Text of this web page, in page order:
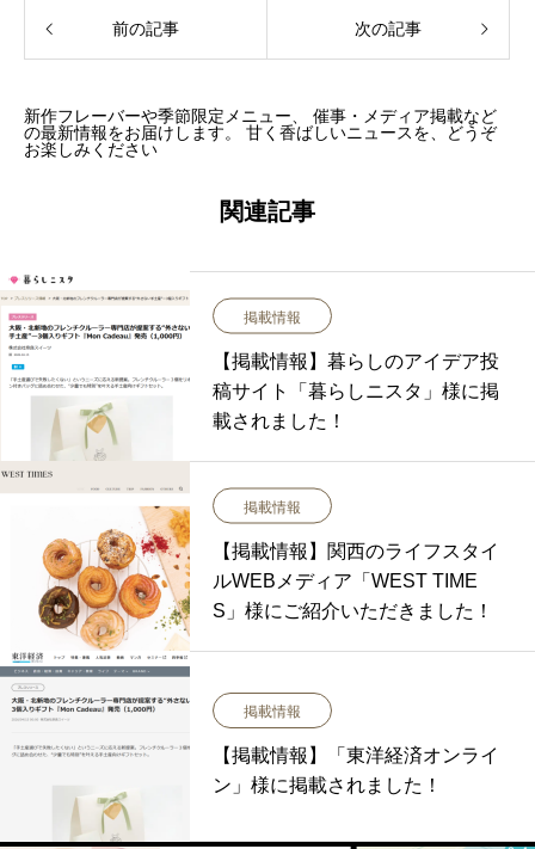
前の記事 次の記事
新作フレーバーや季節限定メニュー、 催事・メディア掲載など
の最新情報をお届けします。 甘く香ばしいニュースを、どうぞ
お楽しみください
関連記事
掲載情報
【掲載情報】暮らしのアイデア投
稿サイト「暮らしニスタ」様に掲
載されました！
掲載情報
【掲載情報】関西のライフスタイ
ルWEBメディア「WEST TIME
S」様にご紹介いただきました！
掲載情報
【掲載情報】「東洋経済オンライ
ン」様に掲載されました！